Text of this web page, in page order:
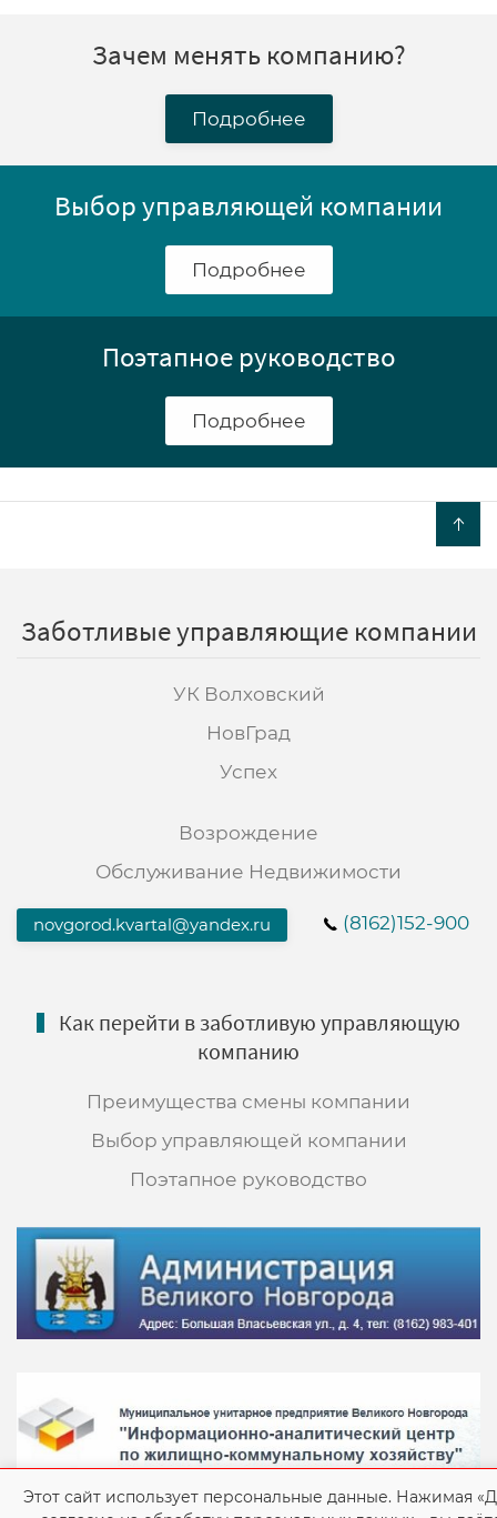
Зачем менять компанию?
Подробнее
Выбор управляющей компании
Подробнее
Поэтапное руководство
Подробнее
Заботливые управляющие компании
УК Волховский
НовГрад
Успех
Возрождение
Обслуживание Недвижимости
novgorod.kvartal@yandex.ru (8162)152-900
Как перейти в заботливую управляющую
компанию
Преимущества смены компании
Выбор управляющей компании
Поэтапное руководство
Этот сайт использует персональные данные. Нажимая